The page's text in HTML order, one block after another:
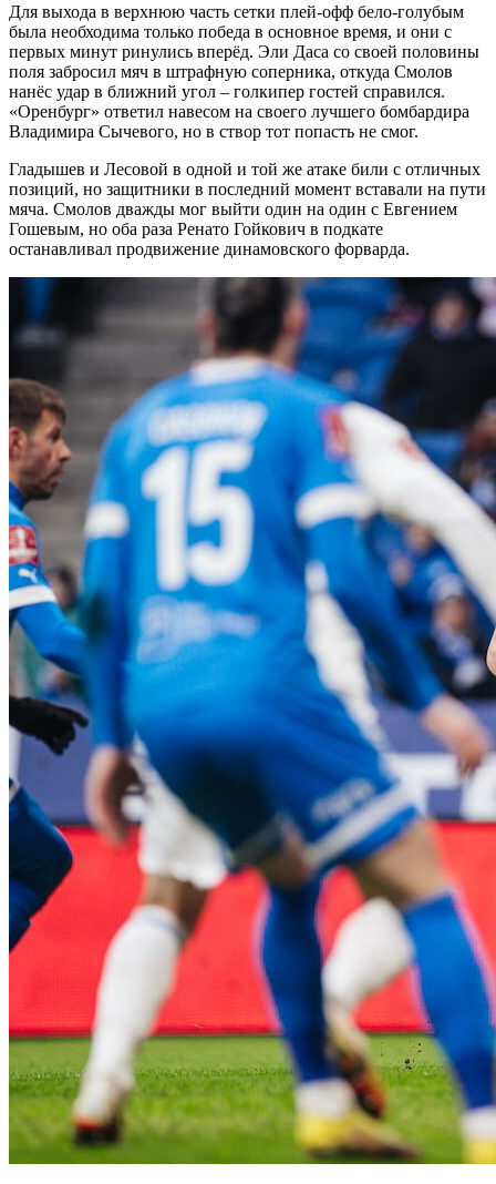
Для выхода в верхнюю часть сетки плей-офф бело-голубым
была необходима только победа в основное время, и они с
первых минут ринулись вперёд. Эли Даса со своей половины
поля забросил мяч в штрафную соперника, откуда Смолов
нанёс удар в ближний угол – голкипер гостей справился.
«Оренбург» ответил навесом на своего лучшего бомбардира
Владимира Сычевого, но в створ тот попасть не смог.
Гладышев и Лесовой в одной и той же атаке били с отличных
позиций, но защитники в последний момент вставали на пути
мяча. Смолов дважды мог выйти один на один с Евгением
Гошевым, но оба раза Ренато Гойкович в подкате
останавливал продвижение динамовского форварда.